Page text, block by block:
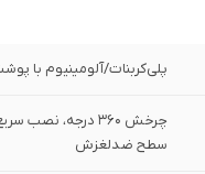
پلی‌کربنات/آلومینیوم
چرخش ۳۶۰ درجه،
سطح ضدلغزش